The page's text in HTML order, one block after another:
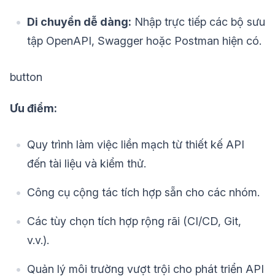
Di chuyển dễ dàng: Nhập trực tiếp các bộ sưu
tập OpenAPI, Swagger hoặc Postman hiện có.
button
Ưu điểm:
Quy trình làm việc liền mạch từ thiết kế API
đến tài liệu và kiểm thử.
Công cụ cộng tác tích hợp sẵn cho các nhóm.
Các tùy chọn tích hợp rộng rãi (CI/CD, Git,
v.v.).
Quản lý môi trường vượt trội cho phát triển API